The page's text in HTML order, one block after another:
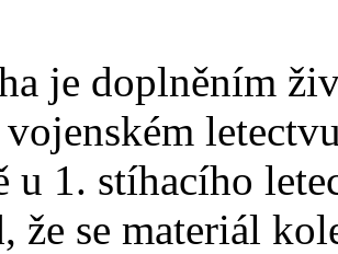
je doplněním
vojenském
u 1. stíhacího
že se materiál